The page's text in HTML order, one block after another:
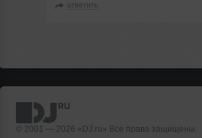
ответить
© 2001 — 2026 «DJ.ru» Все права защищены.